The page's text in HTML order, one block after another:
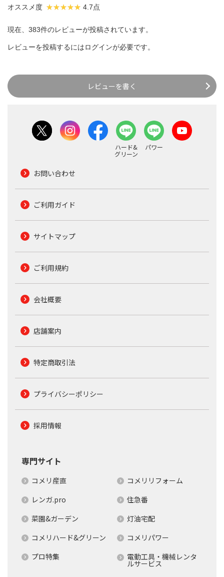
オススメ度 4.7点
現在、383件のレビューが投稿されています。
レビューを投稿するにはログインが必要です。
レビューを書く
ハード&
グリーン
パワー
お問い合わせ
ご利用ガイド
サイトマップ
ご利用規約
会社概要
店舗案内
特定商取引法
プライバシーポリシー
採用情報
専門サイト
コメリ産直
コメリリフォーム
レンガ.pro
住急番
菜園&ガーデン
灯油宅配
コメリハード&グリーン
コメリパワー
プロ特集
電動工具・機械レンタ
ルサービス